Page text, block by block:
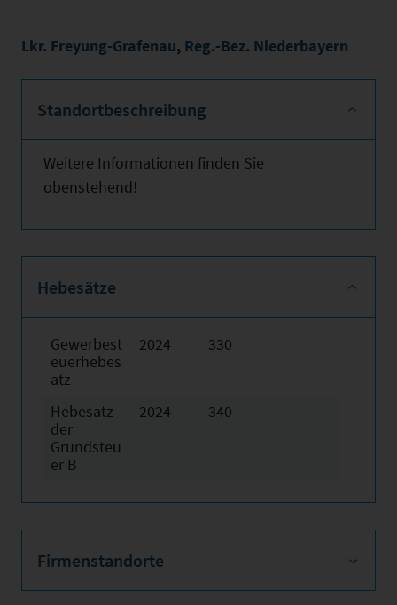
Lkr. Freyung-Grafenau, Reg.-Bez. Niederbayern
Standortbeschreibung
Weitere Informationen finden Sie
obenstehend!
Hebesätze
Gewerbest
euerhebes
atz
2024 330
Hebesatz
der
Grundsteu
er B
2024 340
Firmenstandorte